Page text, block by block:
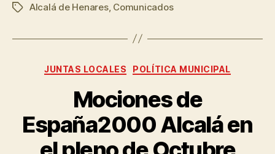
Alcalá de Henares, Comunicados
JUNTAS LOCALES POLÍTICA MUNICIPAL
Mociones de
España2000 Alcalá en